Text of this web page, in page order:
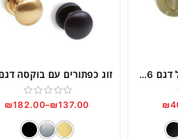
רוזטה תפוס פנוי עגול דגם DM516
₪
דורג
0
מתוך
₪137.00
–
₪182.00